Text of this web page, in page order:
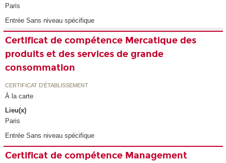
Paris
Entrée Sans niveau spécifique
Certificat de compétence Mercatique des
produits et des services de grande
consommation
CERTIFICAT D'ÉTABLISSEMENT
À la carte
Lieu(x)
Paris
Entrée Sans niveau spécifique
Certificat de compétence Management